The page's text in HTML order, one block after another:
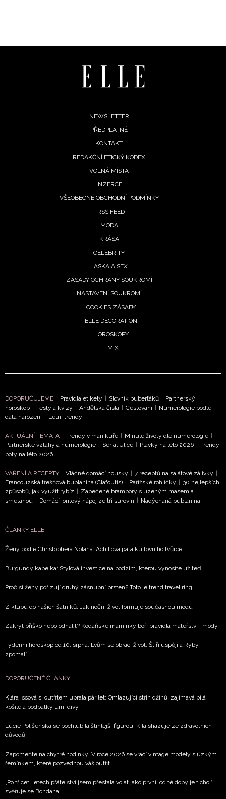
NEWSLETTER
PŘEDPLATNÉ
KONTAKT
REDAKČNÍ ETICKÝ KODEX
VOLNÁ MÍSTA
INZERCE
VŠEOBECNÉ OBCHODNÍ PODMÍNKY
RSS FEED
MÓDA
KRÁSA
CELEBRITY
LÁSKA A SEX
ZÁSADY OCHRANY SOUKROMÍ
NASTAVENÍ SOUKROMÍ
COOKIES ZÁSADY
ELLE DECORATION
HOROSKOPY
MIX
DOPORUČUJEME Pravidla etikety | Slovník puberťáků | Partnerský
horoskop | Testy a kvízy | Andělská čísla | Cestování | Numerologie podle
data narození | Letní trendy
AKTUÁLNÍ TÉMATA Trendy v manikúře | Minulé životy dle numerologie |
Partnerské vztahy a numerologie | Seriál Ulice | Plavky na léto 2026 | Trendy
boty na léto 2026
VAŘENÍ A RECEPTY Vláčné domácí housky | 7 receptů na salátové zálivky |
Francouzská třešňová bublanina (Clafoutis) | Pařížské rohlíčky | 30 nejlepších
způsobů, jak využít rybíz | Zapečené brambory s uzeným masem a
smetanou | Domácí iontový nápoj ze tří surovin | Nadýchaná bublanina
ČLÁNKY ELLE
Ženy podle Christophera Nolana: Achillova pata kultovního tvůrce
Burgundy kabelka: Stylová investice na podzim, kterou vynosíte už teď
Proč si ženy pořizují druhý zásnubní prsten? Toto je trend travel ring
Z klubu do našich šatníků: Jak noční život formuje současnou módu
Zakrýt bříško nebo odhalit? Kodaňské maminky boří pravidla mateřství i módy
Týdenní horoskop od 10. srpna: Lvům se obrací život, Štíři uspějí a Ryby
zpomalí
DOPORUČENÉ ČLÁNKY
Klára Issová si outfitem ubrala pár let: Omlazující střih džínů, zajímavá bílá
košile a podpatky umí divy
Lucie Polišenská se pochlubila štíhlejší figurou: Kila shazuje ze zdravotních
důvodů
Zapomeňte na chytré hodinky: V roce 2026 se vrací vintage modely s úzkým
řemínkem, které pozvednou váš outfit
„Po třiceti letech přátelství jsem přestala volat jako první, od té doby je ticho,“
svěřuje se Bohdana